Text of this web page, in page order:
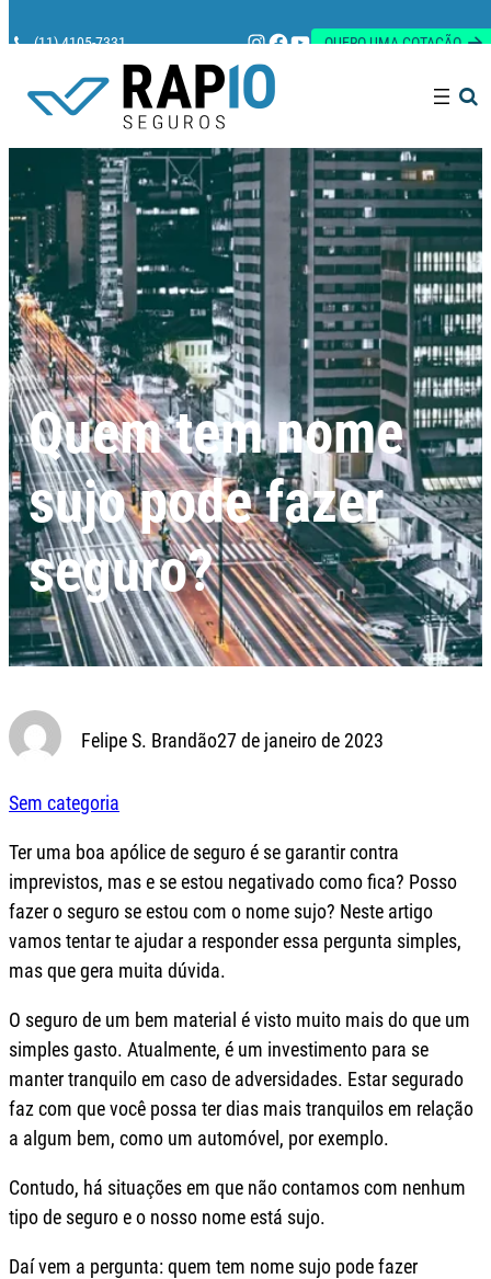
(11) 4105-7331 Instagram
Facebook
Youtube
QUERO UMA COTAÇÃO
Quem tem nome
sujo pode fazer
seguro?
Felipe S. Brandão27 de janeiro de 2023
Sem categoria
Ter uma boa apólice de seguro é se garantir contra
imprevistos, mas e se estou negativado como fica? Posso
fazer o seguro se estou com o nome sujo? Neste artigo
vamos tentar te ajudar a responder essa pergunta simples,
mas que gera muita dúvida.
O seguro de um bem material é visto muito mais do que um
simples gasto. Atualmente, é um investimento para se
manter tranquilo em caso de adversidades. Estar segurado
faz com que você possa ter dias mais tranquilos em relação
a algum bem, como um automóvel, por exemplo.
Contudo, há situações em que não contamos com nenhum
tipo de seguro e o nosso nome está sujo.
Daí vem a pergunta: quem tem nome sujo pode fazer